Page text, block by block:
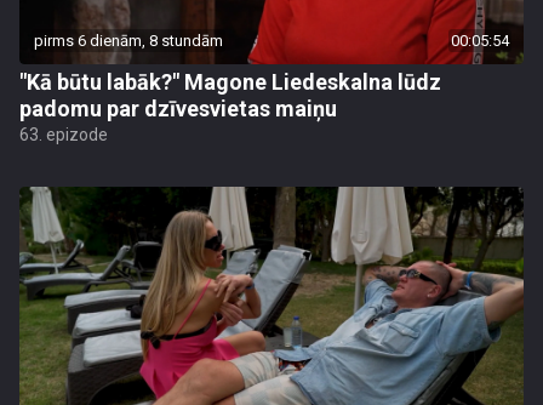
pirms 6 dienām, 8 stundām 00:05:54
"Kā būtu labāk?" Magone Liedeskalna lūdz
padomu par dzīvesvietas maiņu
63. epizode